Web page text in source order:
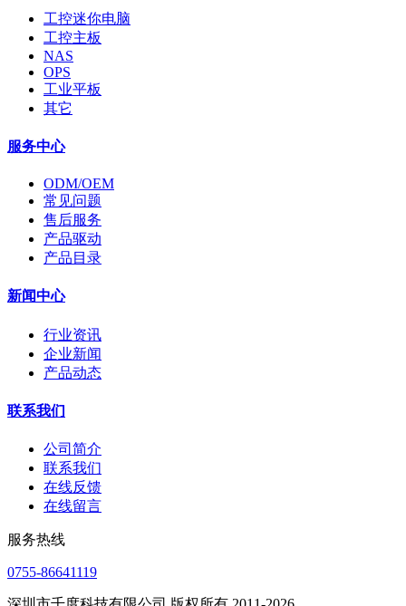
工控迷你电脑
工控主板
NAS
OPS
工业平板
其它
服务中心
ODM/OEM
常见问题
售后服务
产品驱动
产品目录
新闻中心
行业资讯
企业新闻
产品动态
联系我们
公司简介
联系我们
在线反馈
在线留言
服务热线
0755-86641119